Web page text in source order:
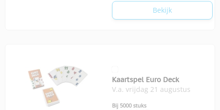
Bekijk
Kaartspel Euro Deck
V.a. vrijdag 21 augustus
Bij 5000 stuks